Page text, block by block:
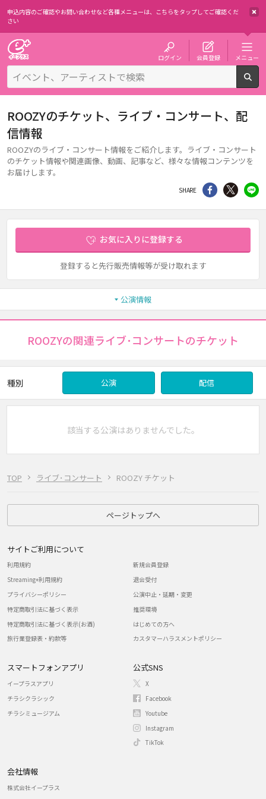
申込内容のご確認やお問い合わせなど各種メニューは、 こちらをタップしてご確認くだ
さい
ログイン 会員登録 メニュー
TOP ライブ･コンサート ROOZY チケット
ROOZYのチケット、ライブ・コンサート、配
信情報
ROOZYのライブ・コンサート情報をご紹介します。ライブ・コンサート
のチケット情報や関連画像、動画、記事など、様々な情報コンテンツを
お届けします。
SHARE シェア Twitter
お気に入りに登録する
登録すると先行販売情報等が受け取れます
公演情報
ROOZYの関連ライブ･コンサートのチケット
種別 公演 配信
該当する公演はありませんでした。
ページトップへ
サイトご利用について
利用規約
Streaming+利用規約
プライバシーポリシー
特定商取引法に基づく表示
特定商取引法に基づく表示(お酒)
旅行業登録表・約款等
新規会員登録
退会受付
公演中止・延期・変更
推奨環境
はじめての方へ
カスタマーハラスメントポリシー
スマートフォンアプリ
イープラスアプリ
チラシクラシック
チラシミュージアム
公式SNS
X
Facebook
Youtube
Instagram
TikTok
会社情報
株式会社イープラス